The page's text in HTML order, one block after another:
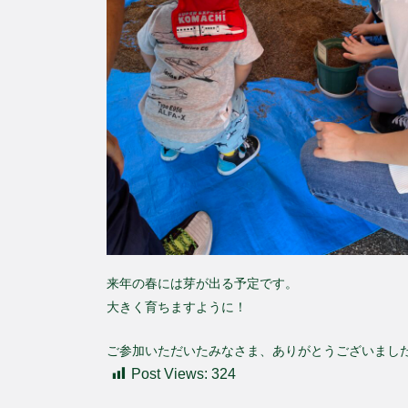
来年の春には芽が出る予定です。
大きく育ちますように！
ご参加いただいたみなさま、ありがとうございまし
Post Views: 324